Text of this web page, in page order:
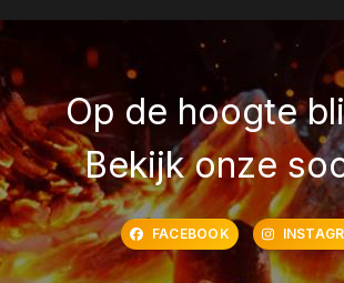
Op de hoogte
Bekijk onze
FACEBOOK